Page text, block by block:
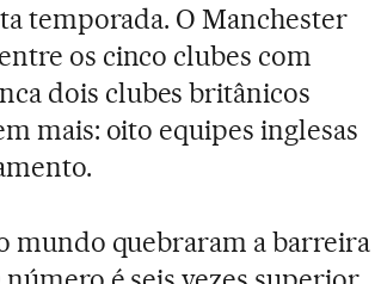
temporada. O Manchester
os cinco clubes com
dois clubes britânicos
mais: oito equipes inglesas
mundo quebraram a barreira